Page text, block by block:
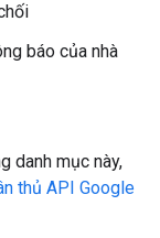
báo của nhà
danh mục này,
thủ API Google